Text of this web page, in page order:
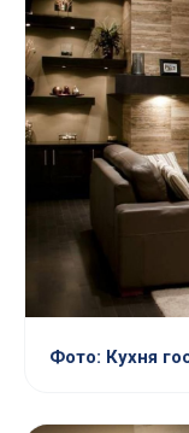
Фото: Кухня